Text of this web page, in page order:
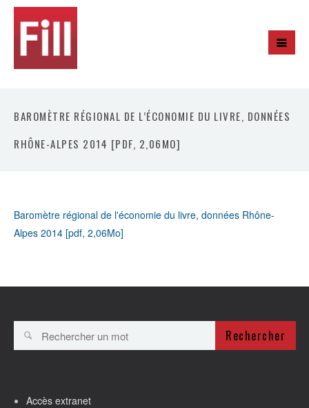
BAROMÈTRE RÉGIONAL DE L’ÉCONOMIE DU LIVRE, DONNÉES
RHÔNE-ALPES 2014 [PDF, 2,06MO]
Baromètre régional de l'économie du livre, données Rhône-
Alpes 2014 [pdf, 2,06Mo]
Rechercher
Accès extranet